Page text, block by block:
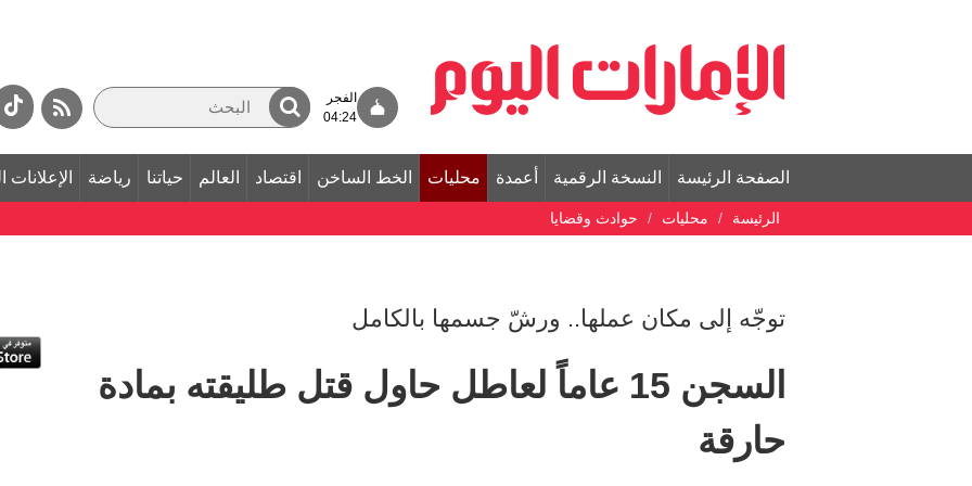
الفجر
04:24
الصفحة الرئيسة النسخة الرقمية أعمدة محليات الخط الساخن اقتصاد العالم حياتنا رياضة الإعلانات
الرئيسة محليات حوادث وقضايا
توجّه إلى مكان عملها.. ورشّ جسمها بالكامل
السجن 15 عاماً لعاطل حاول قتل طليقته بمادة
حارقة